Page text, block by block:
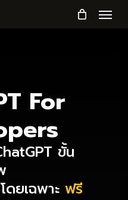
Menu
For
ขั้น
ดยเฉพาะฟรี